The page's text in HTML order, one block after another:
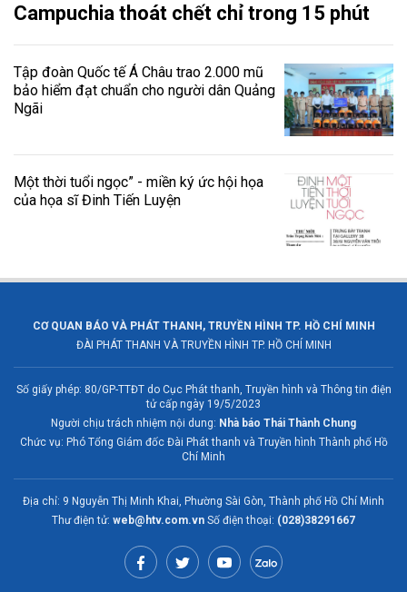
Campuchia thoát chết chỉ trong 15 phút
Tập đoàn Quốc tế Á Châu trao 2.000 mũ
bảo hiểm đạt chuẩn cho người dân Quảng
Ngãi
Một thời tuổi ngọc” - miền ký ức hội họa
của họa sĩ Đinh Tiến Luyện
CƠ QUAN BÁO VÀ PHÁT THANH, TRUYỀN HÌNH TP. HỒ CHÍ MINH
ĐÀI PHÁT THANH VÀ TRUYỀN HÌNH TP. HỒ CHÍ MINH
Số giấy phép: 80/GP-TTĐT do Cục Phát thanh, Truyền hình và Thông tin điện
tử cấp ngày 19/5/2023
Người chịu trách nhiệm nội dung: Nhà báo Thái Thành Chung
Chức vụ: Phó Tổng Giám đốc Đài Phát thanh và Truyền hình Thành phố Hồ
Chí Minh
Địa chỉ: 9 Nguyễn Thị Minh Khai, Phường Sài Gòn, Thành phố Hồ Chí Minh
Thư điện tử: web@htv.com.vn Số điện thoại: (028)38291667